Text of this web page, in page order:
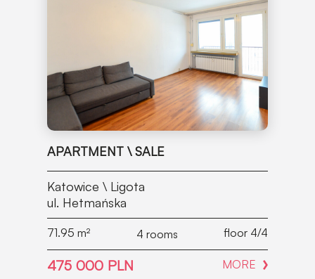
APARTMENT \ SALE
Katowice \ Ligota
ul. Hetmańska
71.95 m² 4 rooms floor 4/4
475 000 PLN MORE